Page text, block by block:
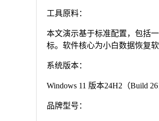
工具原料：
本文演示基于标准配置，包括
标。软件核心为小白数据恢复
系统版本：
Windows 11 版本24H2（Build
品牌型号：